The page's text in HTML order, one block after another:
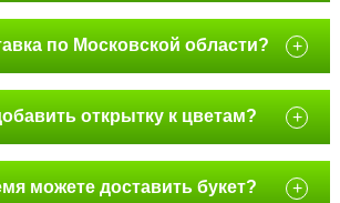
по Московской области? +
открытку к цветам? +
можете доставить букет? +